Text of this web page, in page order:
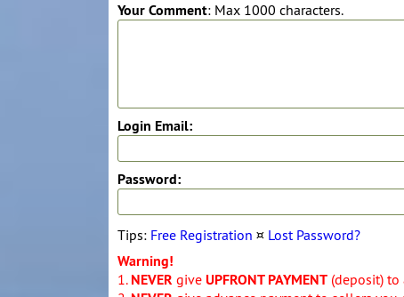
Your Comment: Max 1000 characters.
Login Email:
Password:
Tips: Free Registration ¤ Lost Password?
Warning!
1. NEVER give UPFRONT PAYMENT (deposit) to